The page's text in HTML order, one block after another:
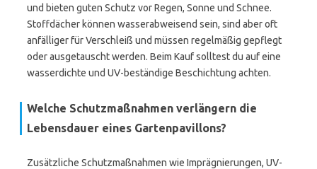
und bieten guten Schutz vor Regen, Sonne und Schnee.
Stoffdächer können wasserabweisend sein, sind aber oft
anfälliger für Verschleiß und müssen regelmäßig gepflegt
oder ausgetauscht werden. Beim Kauf solltest du auf eine
wasserdichte und UV-beständige Beschichtung achten.
Welche Schutzmaßnahmen verlängern die
Lebensdauer eines Gartenpavillons?
Zusätzliche Schutzmaßnahmen wie Imprägnierungen, UV-